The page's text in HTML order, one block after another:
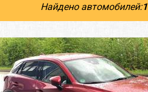
Найдено автомобилей:1